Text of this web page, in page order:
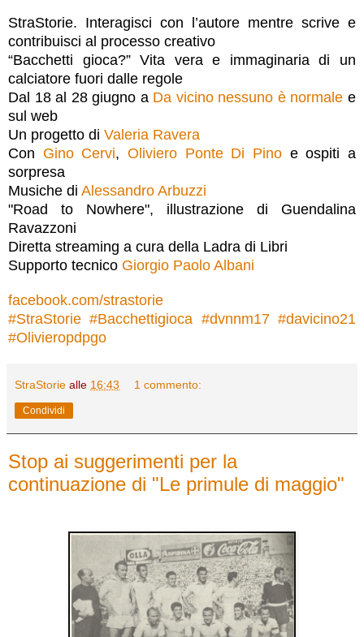
StraStorie. Interagisci con l’autore mentre scrive e
contribuisci al processo creativo
“Bacchetti gioca?” Vita vera e immaginaria di un
calciatore fuori dalle regole
Dal 18 al 28 giugno a Da vicino nessuno è normale e
sul web
Un progetto di Valeria Ravera
Con Gino Cervi,Oliviero Ponte Di Pino e ospiti a
sorpresa
Musiche di Alessandro Arbuzzi
"Road to Nowhere", illustrazione di Guendalina
Ravazzoni
Diretta streaming a cura della Ladra di Libri
Supporto tecnico Giorgio Paolo Albani
facebook.com/strastorie
#StraStorie #Bacchettigioca #dvnnm17 #davicino21
#Olivieropdpgo
StraStorie alle 16:43 1 commento:
Condividi
Stop ai suggerimenti per la
continuazione di "Le primule di maggio"